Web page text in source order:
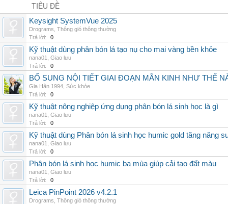
TIÊU ĐỀ
Keysight SystemVue 2025
Drograms Thông gió thông thường
Trả lời:
0
Kỹ thuật dùng phân bón lá tạo nụ cho mai vàng bền khỏe
nana01
Giao lưu
Trả lời:
0
BỔ SUNG NỘI TIẾT GIAI ĐOẠN MÃN KINH NHƯ THẾ
Gia Hân 1994 Sức khỏe
Trả lời:
0
Kỹ thuật nông nghiệp ứng dụng phân bón lá sinh học là gì
nana01
Giao lưu
Trả lời:
0
Kỹ thuật dùng Phân bón lá sinh học humic gold tăng năng
nana01
Giao lưu
Trả lời:
0
Phân bón lá sinh học humic ba mùa giúp cải tạo đất màu
nana01
Giao lưu
Trả lời:
0
Leica PinPoint 2026 v4.2.1
Drograms Thông gió thông thường